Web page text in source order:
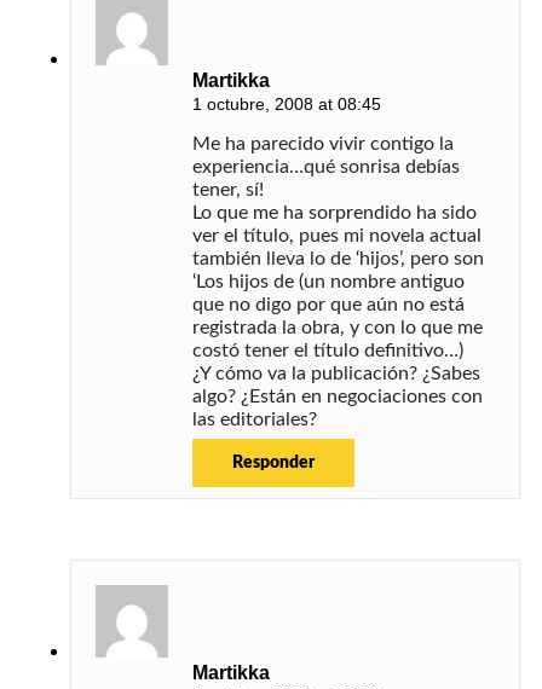
Martikka
1 octubre, 2008 at 08:45
Me ha parecido vivir contigo la
experiencia…qué sonrisa debías
tener, sí!
Lo que me ha sorprendido ha sido
ver el título, pues mi novela actual
también lleva lo de ‘hijos’, pero son
‘Los hijos de (un nombre antiguo
que no digo por que aún no está
registrada la obra, y con lo que me
costó tener el título definitivo…)
¿Y cómo va la publicación? ¿Sabes
algo? ¿Están en negociaciones con
las editoriales?
Responder
Martikka